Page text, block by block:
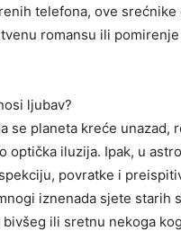
telefona, ove srećnike
romansu ili
ljubav?
se planeta kreće unazad,
optička iluzija. Ipak, u
povratke i
iznenada sjete starih
ili sretnu nekoga